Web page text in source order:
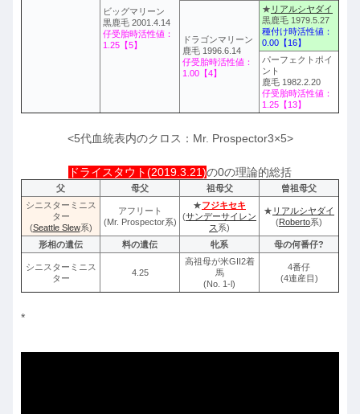
ビッグマリーン
黒鹿毛 2001.4.14
仔受胎時活性値：
1.25【5】
ドラゴンマリーン
鹿毛 1996.6.14
仔受胎時活性値：
1.00【4】
★ リアルシヤダイ
黒鹿毛 1979.5.27
種付け時活性値：
0.00【16】
パーフェクトポイ
ント
鹿毛 1982.2.20
仔受胎時活性値：
1.25【13】
<5代血統表内のクロス：Mr. Prospector3×5>
ドライスタウト(2019.3.21)の0の理論的総括
父 母父 祖母父
曾祖母父
シニスターミニス
ター
(Seattle Slew系)
アフリート
(Mr. Prospector系)
★フジキセキ
(サンデーサイレン
ス 系)
★ リアルシヤダイ
(Roberto系)
形相の遺伝 料の遺伝 牝系 母の何番仔?
シニスターミニス
ター
4.25
高祖母が米GII2着
馬
(No. 1-l)
4番仔
(4連産目)
*